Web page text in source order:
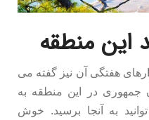
این منطقه
هفتگی آن نیز گفته می
جمهوری در این منطقه به
به آنجا برسید. خوش